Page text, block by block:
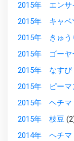
2015年 エンサ
2015年 キャベ
2015年 きゅう
2015年 ゴーヤ
2015年 なすび
2015年 ピーマ
2015年 ヘチマ
2015年 枝豆
2014年 ヘチマ